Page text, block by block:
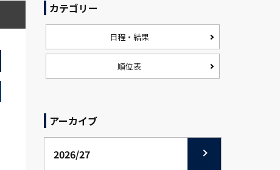
カテゴリー
日程・結果
順位表
アーカイブ
2026/27